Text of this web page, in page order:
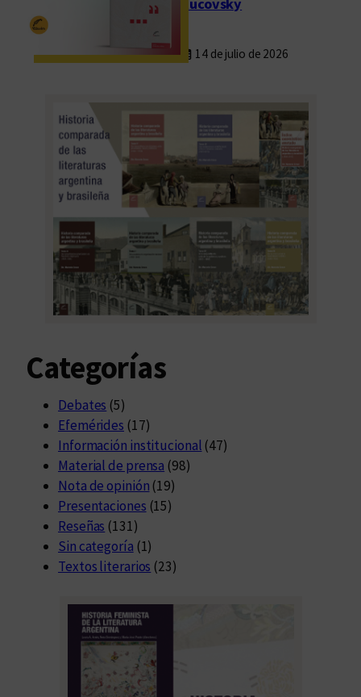
Rucovsky
14 de julio de 2026
Categorías
Debates (5)
Efemérides (17)
Información institucional (47)
Material de prensa (98)
Nota de opinión (19)
Presentaciones (15)
Reseñas (131)
Sin categoría (1)
Textos literarios (23)